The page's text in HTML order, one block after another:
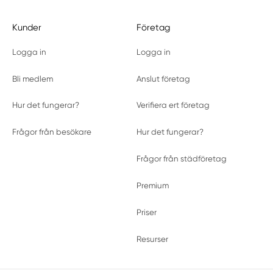
Kunder
Logga in
Bli medlem
Hur det fungerar?
Frågor från besökare
Företag
Logga in
Anslut företag
Verifiera ert företag
Hur det fungerar?
Frågor från städföretag
Premium
Priser
Resurser